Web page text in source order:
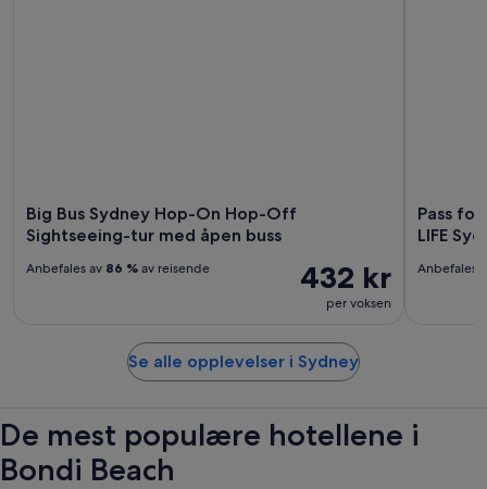
Big Bus Sydney Hop-On Hop-Off
Sightseeing-tur med åpen buss
432 kr
per voksen
Anbefales av 86 % av reisende
Pass
LIFE
Anbefales
Se alle opplevelser i Sydney
De mest populære hotellene i
Bondi Beach